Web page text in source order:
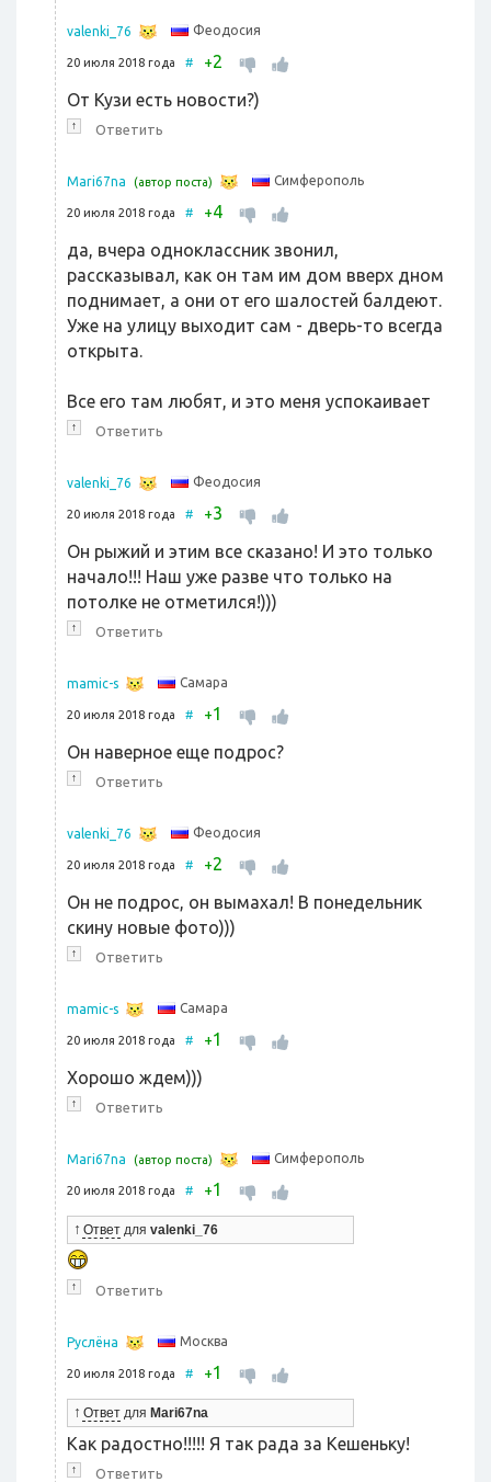
valenki_76 Феодосия
20 июля 2018 года # +2
От Кузи есть новости?)
↑ Ответить
Mari67na (автор поста) Симферополь
20 июля 2018 года # +4
да, вчера одноклассник звонил,
рассказывал, как он там им дом вверх дном
поднимает, а они от его шалостей балдеют.
Уже на улицу выходит сам - дверь-то всегда
открыта.
Все его там любят, и это меня успокаивает
↑ Ответить
valenki_76 Феодосия
20 июля 2018 года # +3
Он рыжий и этим все сказано! И это только
начало!!! Наш уже разве что только на
потолке не отметился!)))
↑ Ответить
mamic-s Самара
20 июля 2018 года # +1
Он наверное еще подрос?
↑ Ответить
valenki_76 Феодосия
20 июля 2018 года # +2
Он не подрос, он вымахал! В понедельник
скину новые фото)))
↑ Ответить
mamic-s Самара
20 июля 2018 года # +1
Хорошо ждем)))
↑ Ответить
Mari67na (автор поста) Симферополь
20 июля 2018 года # +1
↑ Ответ для valenki_76
↑ Ответить
Руслёна Москва
20 июля 2018 года # +1
↑ Ответ для Mari67na
Как радостно!!!!! Я так рада за Кешеньку!
↑ Ответить